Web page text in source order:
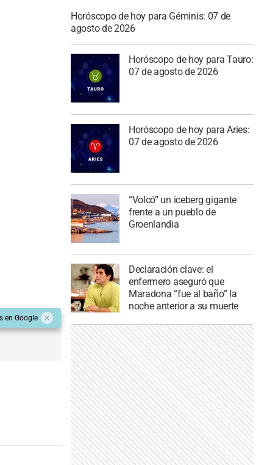
en Google
Horóscopo de hoy para Géminis: 07 de
agosto de 2026
Horóscopo de hoy para Tauro:
07 de agosto de 2026
Horóscopo de hoy para Aries:
07 de agosto de 2026
“Volcó” un iceberg gigante
frente a un pueblo de
Groenlandia
Declaración clave: el
enfermero aseguró que
Maradona “fue al baño” la
noche anterior a su muerte